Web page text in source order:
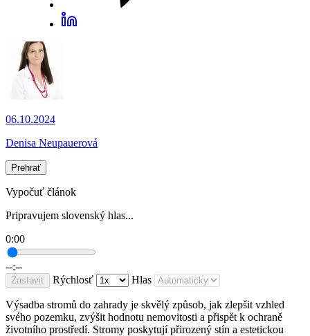
06.10.2024
Denisa Neupauerová
Prehrať
Vypočuť článok
Pripravujem slovenský hlas...
0:00
--:--
Zastaviť Rýchlosť Hlas
Výsadba stromů do zahrady je skvělý způsob, jak zlepšit vzhled
svého pozemku, zvýšit hodnotu nemovitosti a přispět k ochraně
životního prostředí. Stromy poskytují přirozený stín a estetickou